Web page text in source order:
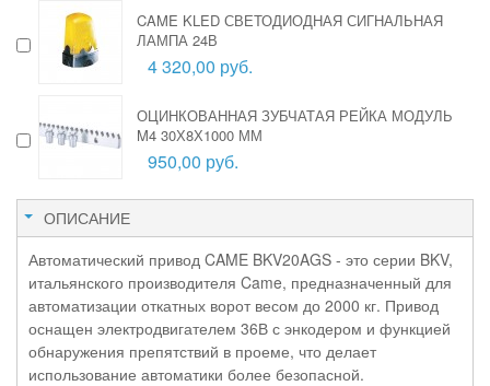
CAME KLED СВЕТОДИОДНАЯ СИГНАЛЬНАЯ
ЛАМПА 24В
4 320,00 руб.
ОЦИНКОВАННАЯ ЗУБЧАТАЯ РЕЙКА МОДУЛЬ
M4 30Х8Х1000 ММ
950,00 руб.
ОПИСАНИЕ
Автоматический привод CAME BKV20AGS - это серии BKV,
итальянского производителя Came, предназначенный для
автоматизации откатных ворот весом до 2000 кг. Привод
оснащен электродвигателем 36В с энкодером и функцией
обнаружения препятствий в проеме, что делает
использование автоматики более безопасной.